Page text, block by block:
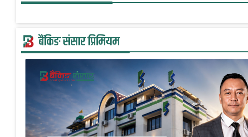
बैंकिङ संसार प्रिमियम